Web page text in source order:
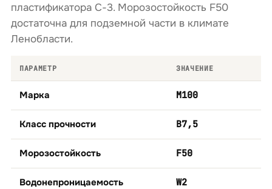
пластификатора С-3. Морозостойкость F50
достаточна для подземной части в климате
Ленобласти.
ПАРАМЕТР ЗНАЧЕНИЕ
Марка М100
Класс прочности B7,5
Морозостойкость F50
Водонепроницаемость W2